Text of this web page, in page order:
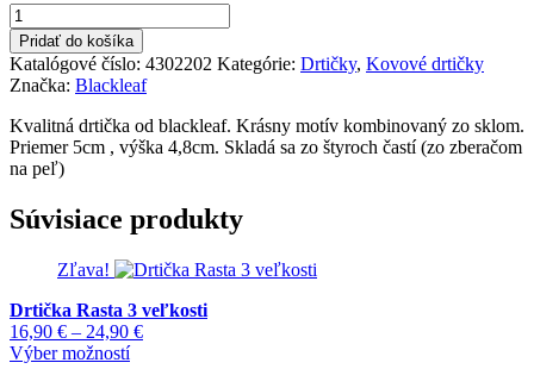
množstvo
Blackleaf
Mandala
Black
Pridať do košíka
Katalógové číslo: 4302202 Kategórie: Drtičky, Kovové drtičky
Značka: Blackleaf
Kvalitná drtička od blackleaf. Krásny motív kombinovaný zo sklom.
Priemer 5cm , výška 4,8cm. Skladá sa zo štyroch častí (zo zberačom
na peľ)
Súvisiace produkty
Zľava!
Drtička Rasta 3 veľkosti
16,90 € – 24,90 €Price
Výber možnostíTento